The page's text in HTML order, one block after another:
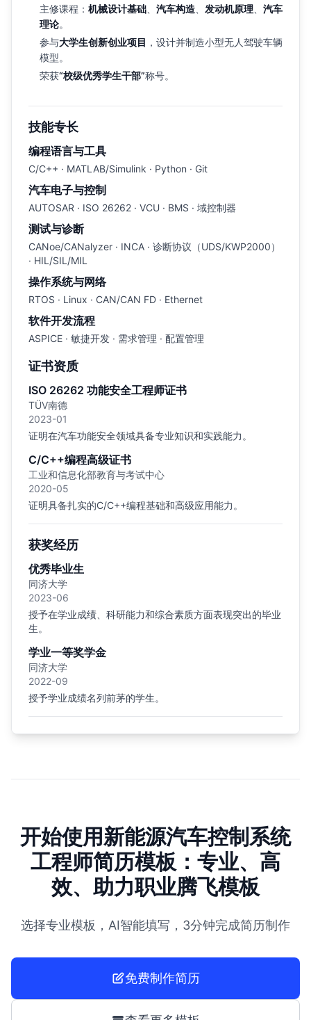
主修课程： 机械设计基础 汽车构造 发动机原理
汽车
理论。
参与大学生创新创业项目 ，设计并制造小型无人驾驶车辆
模型。
荣获“校级优秀学生干部”称号。
技能专长
编程语言与工具
C/C++ · MATLAB/Simulink · Python · Git
汽车电子与控制
AUTOSAR · ISO 26262 · VCU · BMS · 域控制器
测试与诊断
CANoe/CANalyzer · INCA · 诊断协议（UDS/KWP2000）
· HIL/SIL/MIL
操作系统与网络
RTOS · Linux · CAN/CAN FD · Ethernet
软件开发流程
ASPICE · 敏捷开发 · 需求管理 · 配置管理
证书资质
ISO 26262 功能安全工程师证书
TÜV南德
2023-01
证明在汽车功能安全领域具备专业知识和实践能力。
C/C++编程高级证书
工业和信息化部教育与考试中心
2020-05
证明具备扎实的C/C++编程基础和高级应用能力。
获奖经历
优秀毕业生
同济大学
2023-06
授予在学业成绩、科研能力和综合素质方面表现突出的毕业
生。
学业一等奖学金
同济大学
2022-09
授予学业成绩名列前茅的学生。
开始使用新能源汽车控制系统
工程师简历模板：专业、高
效、助力职业腾飞模板
选择专业模板，AI智能填写，3分钟完成简历制作
免费制作简历